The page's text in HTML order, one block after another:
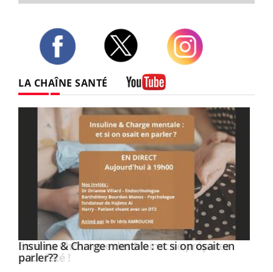
LA CHAÎNE SANTÉ
Youtube
Insuline & Charge mentale : et si on osait en
parler??Youtube
Youtube
Eczéma Chronique des Mains : se préparer
pour l’été !Youtube